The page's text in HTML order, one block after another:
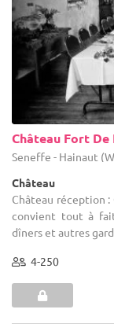
Château Fort De
Seneffe - Hainaut
Château
Château réception
convient tout à fait
dîners et autres
4-250